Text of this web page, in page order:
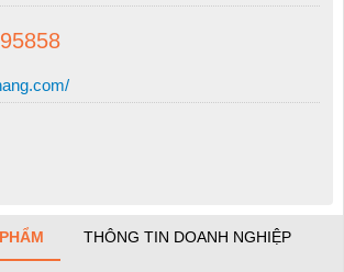
THÔNG TIN DOANH NGHIỆP